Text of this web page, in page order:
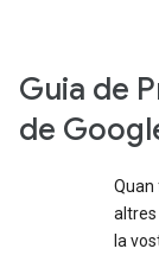
Guia de
de
Quan
altres
la